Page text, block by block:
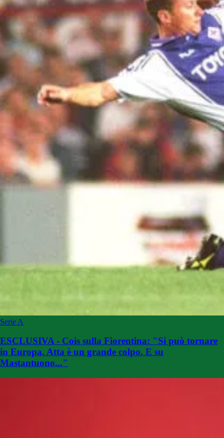
Serie A
ESCLUSIVA - Cois sulla Fiorentina: "Si può tornare
in Europa. Atta è un grande colpo. E su
Mastantuono..."